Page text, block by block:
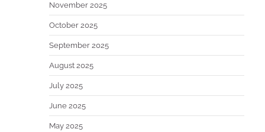
November 2025
October 2025
September 2025
August 2025
July 2025
June 2025
May 2025